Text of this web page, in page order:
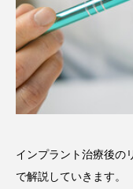
インプラント治療後の
で解説していきます。